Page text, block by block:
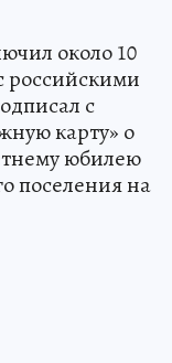
около 10
российскими
с
карту» о
юбилею
поселения на